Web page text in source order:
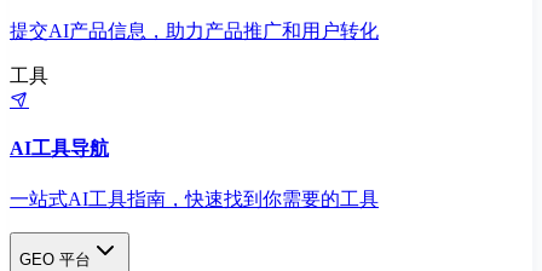
提交AI产品信息，助力产品推广和用户转化
工具
AI工具导航
一站式AI工具指南，快速找到你需要的工具
GEO 平台